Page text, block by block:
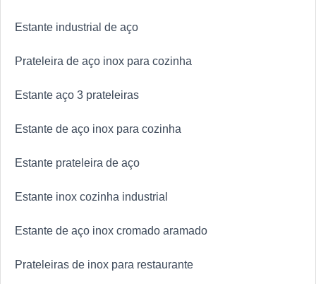
Estante industrial de aço
Prateleira de aço inox para cozinha
Estante aço 3 prateleiras
Estante de aço inox para cozinha
Estante prateleira de aço
Estante inox cozinha industrial
Estante de aço inox cromado aramado
Prateleiras de inox para restaurante